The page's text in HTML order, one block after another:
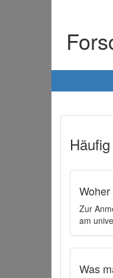
Zur
am
Was